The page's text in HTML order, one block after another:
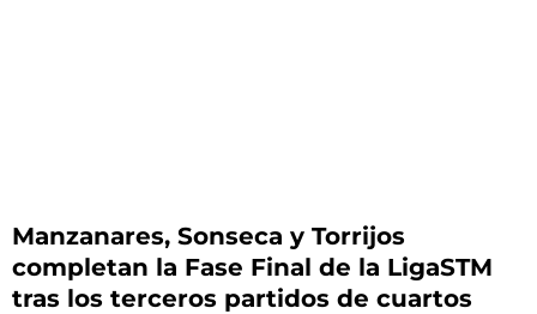
Manzanares, Sonseca y Torrijos
completan la Fase Final de la LigaSTM
tras los terceros partidos de cuartos